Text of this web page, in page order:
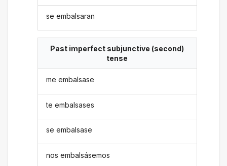
se embalsaran
Past imperfect subjunctive (second)
tense
me embalsase
te embalsases
se embalsase
nos embalsásemos